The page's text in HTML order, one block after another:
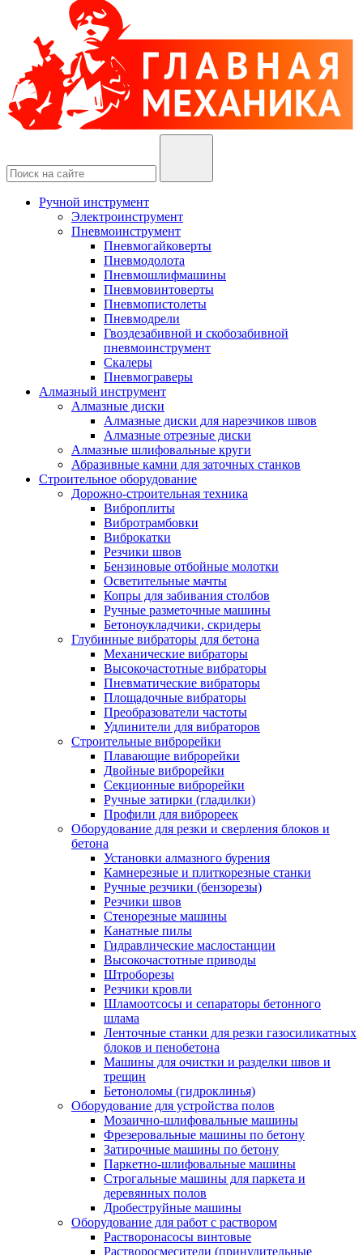
Ручной инструмент
Электроинструмент
Пневмоинструмент
Пневмогайковерты
Пневмодолота
Пневмошлифмашины
Пневмовинтоверты
Пневмопистолеты
Пневмодрели
Гвоздезабивной и скобозабивной
пневмоинструмент
Скалеры
Пневмограверы
Алмазный инструмент
Алмазные диски
Алмазные диски для нарезчиков швов
Алмазные отрезные диски
Алмазные шлифовальные круги
Абразивные камни для заточных станков
Строительное оборудование
Дорожно-строительная техника
Виброплиты
Вибротрамбовки
Виброкатки
Резчики швов
Бензиновые отбойные молотки
Осветительные мачты
Копры для забивания столбов
Ручные разметочные машины
Бетоноукладчики, скридеры
Глубинные вибраторы для бетона
Механические вибраторы
Высокочастотные вибраторы
Пневматические вибраторы
Площадочные вибраторы
Преобразователи частоты
Удлинители для вибраторов
Строительные виброрейки
Плавающие виброрейки
Двойные виброрейки
Секционные виброрейки
Ручные затирки (гладилки)
Профили для виброреек
Оборудование для резки и сверления блоков и
бетона
Установки алмазного бурения
Камнерезные и плиткорезные станки
Ручные резчики (бензорезы)
Резчики швов
Стенорезные машины
Канатные пилы
Гидравлические маслостанции
Высокочастотные приводы
Штроборезы
Резчики кровли
Шламоотсосы и сепараторы бетонного
шлама
Ленточные станки для резки газосиликатных
блоков и пенобетона
Машины для очистки и разделки швов и
трещин
Бетоноломы (гидроклинья)
Оборудование для устройства полов
Мозаично-шлифовальные машины
Фрезеровальные машины по бетону
Затирочные машины по бетону
Паркетно-шлифовальные машины
Строгальные машины для паркета и
деревянных полов
Дробеструйные машины
Оборудование для работ с раствором
Растворонасосы винтовые
Растворосмесители (принудительные